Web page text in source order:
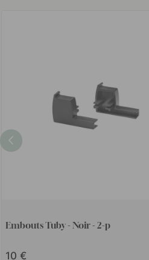
Embouts Tuby - Noir - 2-p
10